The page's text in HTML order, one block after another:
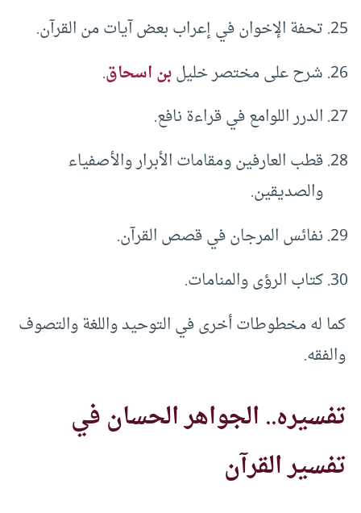
تحفة الإخوان في إعراب بعض آيات من القرآن.
شرح على مختصر خليلبن اسحاق.
الدرر اللوامع في قراءة نافع.
قطب العارفين ومقامات الأبرار والأصفياء
والصديقين.
نفائس المرجان في قصص القرآن.
كتاب الرؤى والمنامات.
كما له مخطوطات أخرى في التوحيد واللغة والتصوف
والفقه.
تفسيره.. الجواهر الحسان في
تفسير القرآن